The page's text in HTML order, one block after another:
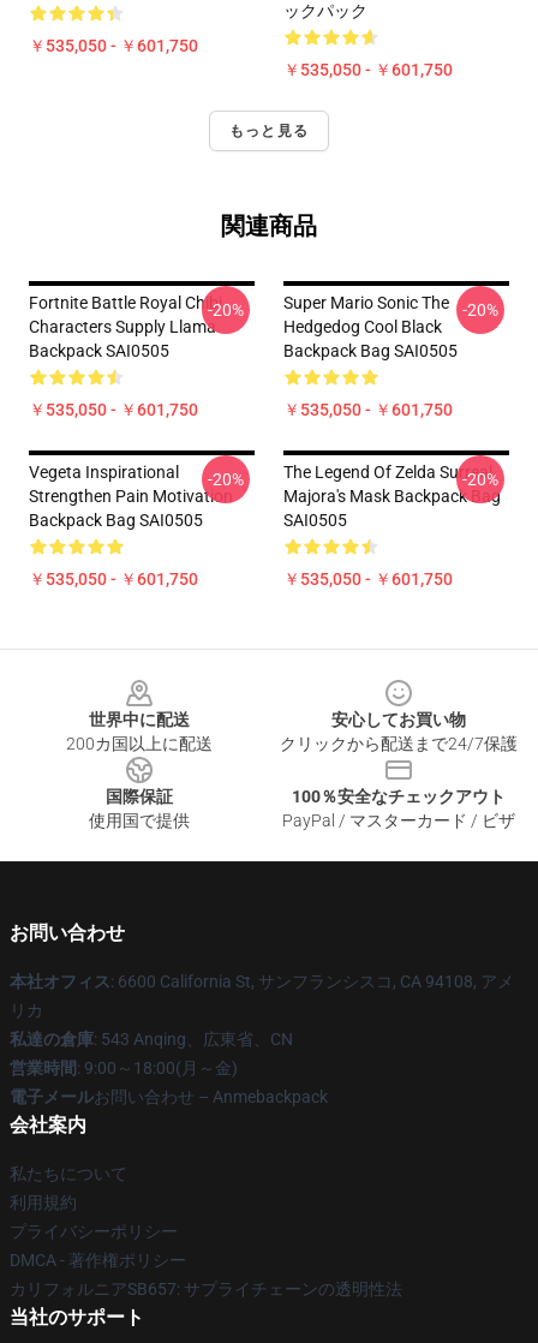
￥535,050 - ￥601,750
ックパック
￥535,050 - ￥601,750
もっと見る
関連商品
Fortnite Battle Royal Chibi
Characters Supply Llama
Backpack SAI0505
￥535,050 - ￥601,750
-20%
Super Mario Sonic The
Hedgedog Cool Black
Backpack Bag SAI0505
￥535,050 - ￥601,750
-20%
Vegeta Inspirational
Strengthen Pain Motivation
Backpack Bag SAI0505
￥535,050 - ￥601,750
-20%
The Legend Of Zelda Surreal
Majora's Mask Backpack Bag
SAI0505
￥535,050 - ￥601,750
-20%
世界中に配送
200カ国以上に配送
安心してお買い物
クリックから配送まで24/7保護
国際保証
使用国で提供
100％安全なチェックアウト
PayPal / マスターカード / ビザ
お問い合わせ
本社オフィス: 6600 California St, サンフランシスコ, CA 94108, アメ
リカ
私達の倉庫: 543 Anqing、広東省、CN
営業時間: 9:00～18:00(月～金)
電子メールお問い合わせ – Anmebackpack
会社案内
私たちについて
利用規約
プライバシーポリシー
DMCA - 著作権ポリシー
カリフォルニアSB657: サプライチェーンの透明性法
当社のサポート